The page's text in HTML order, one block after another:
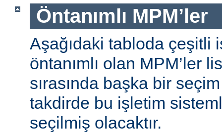
Öntanımlı MPM’ler
Aşağıdaki tabloda çeşitli
öntanımlı olan MPM’ler
sırasında başka bir seçim
takdirde bu işletim
seçilmiş olacaktır.